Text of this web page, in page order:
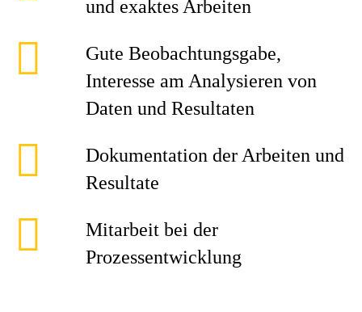
und exaktes Arbeiten
Gute Beobachtungsgabe,
Interesse am Analysieren von
Daten und Resultaten
Dokumentation der Arbeiten und
Resultate
Mitarbeit bei der
Prozessentwicklung